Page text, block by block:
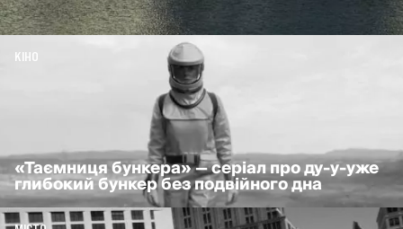
«Таємниця бункера» — серіал про ду-у-уже
глибокий бункер без подвійного дна
КІНО